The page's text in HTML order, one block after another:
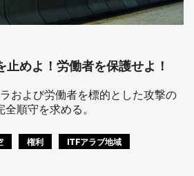
めよ！労働者を保護せよ！
および労働者を標的とした攻撃の
順守を求める。
権利 ITFアラブ地域